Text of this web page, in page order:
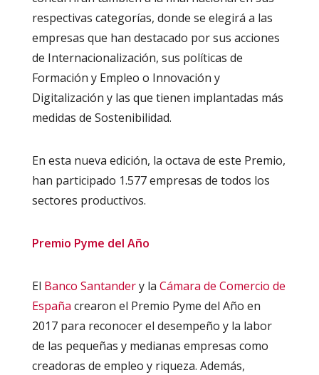
respectivas categorías, donde se elegirá a las
empresas que han destacado por sus acciones
de Internacionalización, sus políticas de
Formación y Empleo o Innovación y
Digitalización y las que tienen implantadas más
medidas de Sostenibilidad.
En esta nueva edición, la octava de este Premio,
han participado 1.577 empresas de todos los
sectores productivos.
Premio Pyme del Año
El Banco Santandery la Cámara de Comercio de
España crearon el Premio Pyme del Año en
2017 para reconocer el desempeño y la labor
de las pequeñas y medianas empresas como
creadoras de empleo y riqueza. Además,